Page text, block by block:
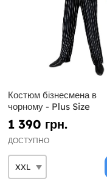
Костюм бізнесмена в
чорному - Plus Size
1 390 грн.
ДОСТУПНО